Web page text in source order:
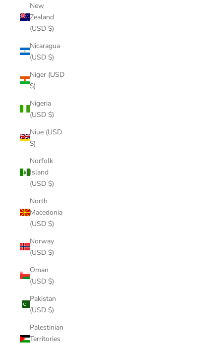
New
Zealand
(USD $)
Nicaragua
(USD $)
Niger (USD
$)
Nigeria
(USD $)
Niue (USD
$)
Norfolk
Island
(USD $)
North
Macedonia
(USD $)
Norway
(USD $)
Oman
(USD $)
Pakistan
(USD $)
Palestinian
Territories